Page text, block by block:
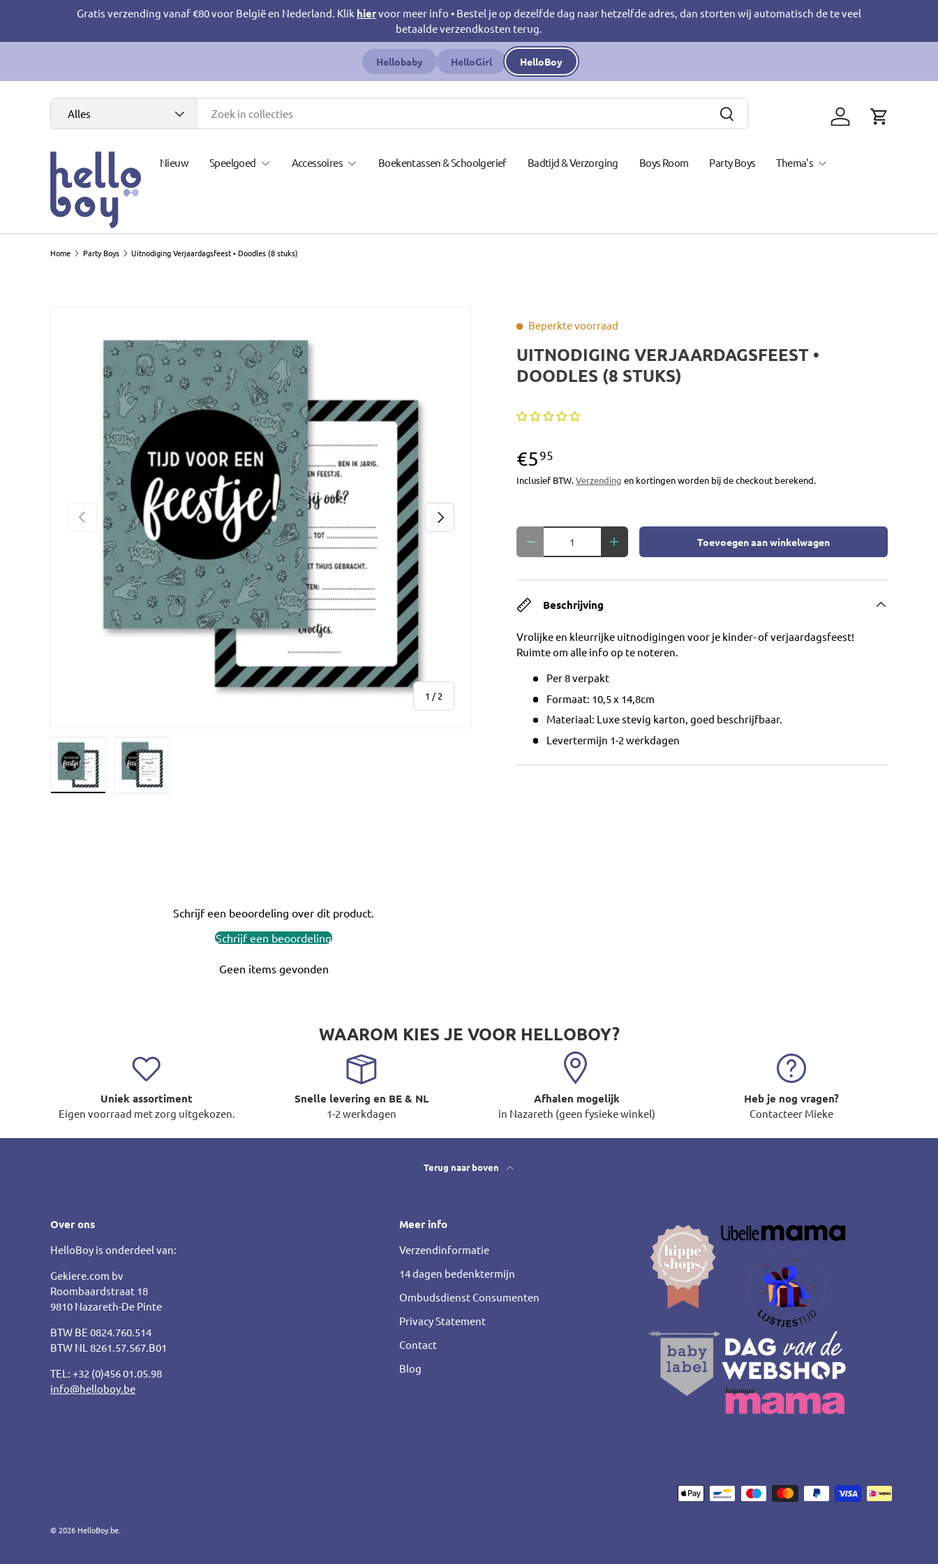
Gratis verzending vanaf €80 voor België en Nederland. Klik hiervoor meer info • Bestel je op dezelfde dag naar hetzelfde adres, dan storten wij automatisch de te veel
betaalde verzendkosten terug.
Hellobaby HelloGirl HelloBoy
Alles Zoeken
Inloggen
Nieuw Speelgoed Accessoires Boekentassen & Schoolgerief Badtijd & Verzorging Boys Room Party Boys Thema's
Home Party Boys Uitnodiging Verjaardagsfeest • Doodles (8 stuks)
Vorige
1 /van
2
Volgende
Beperkte voorraad
UITNODIGING VERJAARDAGSFEEST •
DOODLES (8 STUKS)
€595
Inclusief BTW.Verzending en kortingen worden bij de checkout berekend.
Aantal
Verlaag de hoeveelheidVerhoog de hoeveelheidToevoegen aan winkelwagen
Beschrijving
Vrolijke en kleurrijke uitnodigingen voor je kinder- of verjaardagsfeest!
Ruimte om alle info op te noteren.
Per 8 verpakt
Formaat: 10,5 x 14,8cm
Materiaal: Luxe stevig karton, goed beschrijfbaar.
Levertermijn 1-2 werkdagen
Schrijf een beoordeling over dit product.
Schrijf een beoordeling
Geen items gevonden
WAAROM KIES JE VOOR HELLOBOY?
Uniek assortiment
Eigen voorraad met zorg uitgekozen.
Snelle levering en BE & NL
1-2 werkdagen
Afhalen mogelijk
in Nazareth (geen fysieke winkel)
Heb je nog vragen?
Contacteer Mieke
Terug naar boven
Over ons
HelloBoy is onderdeel van:
Gekiere.com bv
Roombaardstraat 18
9810 Nazareth-De Pinte
BTW BE 0824.760.514
BTW NL 8261.57.567.B01
TEL: +32 (0)456 01.05.98
info@helloboy.be
Meer info
Verzendinformatie
14 dagen bedenktermijn
Ombudsdienst Consumenten
Privacy Statement
Contact
Blog
© 2026 HelloBoy.be